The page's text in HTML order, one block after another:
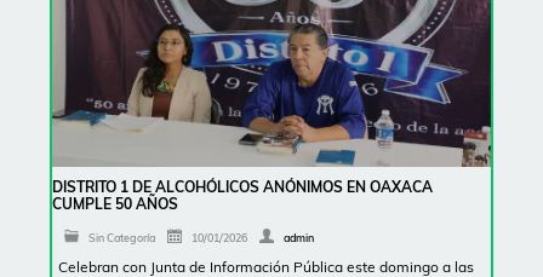
DISTRITO 1 DE ALCOHÓLICOS ANÓNIMOS EN OAXACA
CUMPLE 50 AÑOS
Sin Categoría 10/01/2026 admin
Celebran con Junta de Información Pública este domingo a las